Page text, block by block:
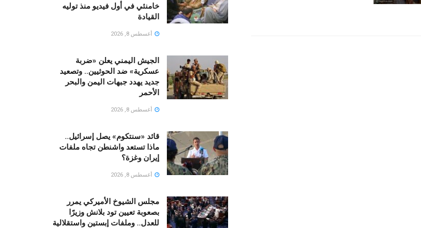
خامنئي في أول فيديو منذ توليه
القيادة
أغسطس 8, 2026
الجيش اليمني يعلن «ضربة
عسكرية» ضد الحوثيين.. وتصعيد
جديد يهدد جبهات اليمن والبحر
الأحمر
أغسطس 8, 2026
قائد «سنتكوم» يصل إسرائيل..
ماذا تستعد واشنطن تجاه ملفات
إيران وغزة؟
أغسطس 8, 2026
مجلس الشيوخ الأميركي يمرر
بصعوبة تعيين تود بلانش وزيرًا
للعدل.. وملفات إبستين واستقلالية